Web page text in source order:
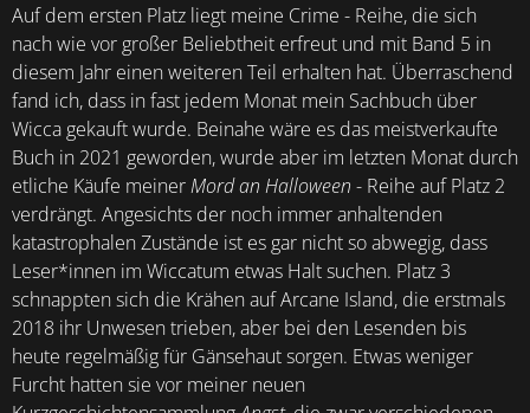
Auf dem ersten Platz liegt meine Crime - Reihe, die sich
nach wie vor großer Beliebtheit erfreut und mit Band 5 in
diesem Jahr einen weiteren Teil erhalten hat. Überraschend
fand ich, dass in fast jedem Monat mein Sachbuch über
Wicca gekauft wurde. Beinahe wäre es das meistverkaufte
Buch in 2021 geworden, wurde aber im letzten Monat durch
etliche Käufe meinerMord an Halloween - Reihe auf Platz 2
verdrängt. Angesichts der noch immer anhaltenden
katastrophalen Zustände ist es gar nicht so abwegig, dass
Leser*innen im Wiccatum etwas Halt suchen. Platz 3
schnappten sich die Krähen auf Arcane Island, die erstmals
2018 ihr Unwesen trieben, aber bei den Lesenden bis
heute regelmäßig für Gänsehaut sorgen. Etwas weniger
Furcht hatten sie vor meiner neuen